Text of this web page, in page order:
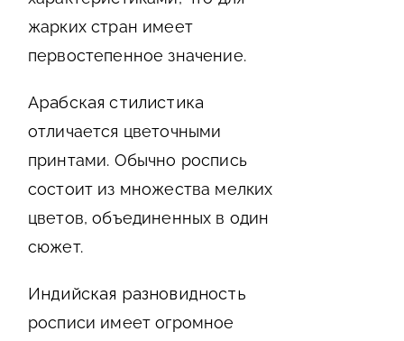
жарких стран имеет
первостепенное значение.
Арабская стилистика
отличается цветочными
принтами. Обычно роспись
состоит из множества мелких
цветов, объединенных в один
сюжет.
Индийская разновидность
росписи имеет огромное